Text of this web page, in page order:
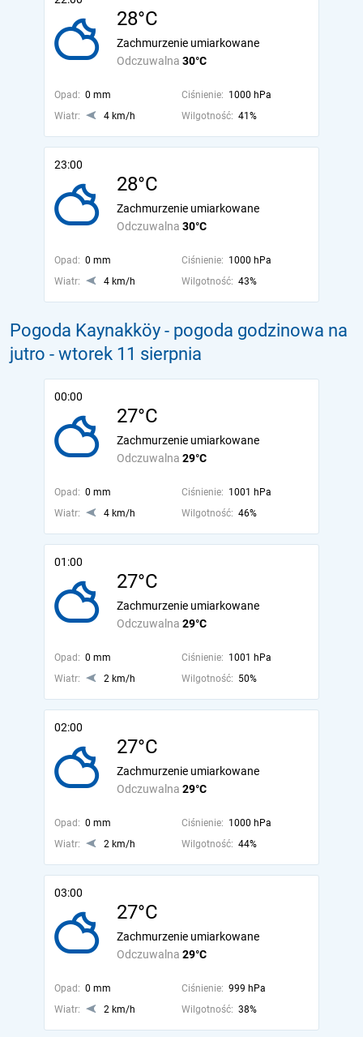
28°C
Odczuwalna 30°C
Zachmurzenie umiarkowane
Opad: 0 mm Ciśnienie: 1000 hPa
Wiatr:
4 km/h Wilgotność: 41%
23:00
28°C
Odczuwalna 30°C
Zachmurzenie umiarkowane
Opad: 0 mm Ciśnienie: 1000 hPa
Wiatr:
4 km/h Wilgotność: 43%
Pogoda Kaynakköy - pogoda godzinowa na
jutro - wtorek 11 sierpnia
00:00
27°C
Odczuwalna 29°C
Zachmurzenie umiarkowane
Opad: 0 mm Ciśnienie: 1001 hPa
Wiatr:
4 km/h Wilgotność: 46%
01:00
27°C
Odczuwalna 29°C
Zachmurzenie umiarkowane
Opad: 0 mm Ciśnienie: 1001 hPa
Wiatr:
2 km/h Wilgotność: 50%
02:00
27°C
Odczuwalna 29°C
Zachmurzenie umiarkowane
Opad: 0 mm Ciśnienie: 1000 hPa
Wiatr:
2 km/h Wilgotność: 44%
03:00
27°C
Odczuwalna 29°C
Zachmurzenie umiarkowane
Opad: 0 mm Ciśnienie: 999 hPa
Wiatr:
2 km/h Wilgotność: 38%